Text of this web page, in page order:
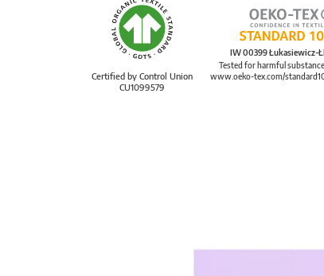
Certified by Control Union
CU1099579
IW 00399 Łukasiewicz-
Tested for harmful
www.oeko-tex.com/